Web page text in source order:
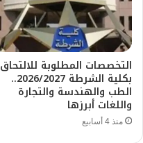
التخصصات المطلوبة للالتحاق
بكلية الشرطة 2026/2027..
الطب والهندسة والتجارة
واللغات أبرزها
منذ 4 أسابيع